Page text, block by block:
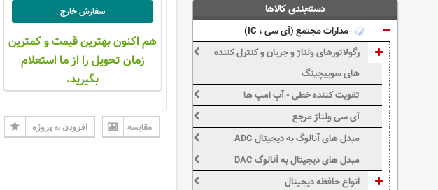
سفارش خارج
هم اکنون بهترین قیمت و کمترین
زمان تحویل را از ما استعلام
بگیرید.
مقایسه افزودن به پروژه
دسته‌بندی کالاها
مدارات مجتمع (آی سی ، IC)
رگولاتورهای ولتاژ و جریان و کنترل کننده
های سوییچینگ
تقویت کننده خطی - آپ امپ ها
آی سی ولتاژ مرجع
مبدل های آنالوگ به دیجیتال ADC
مبدل های دیجیتال به آنالوگ DAC
انواع حافظه دیجیتال